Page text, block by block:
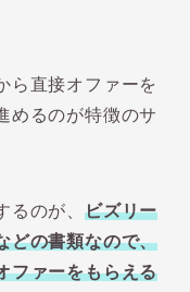
ら直接オファーを
めるのが特徴のサ
のが、 ビズリー
どの書類なので、
ファーをもらえる